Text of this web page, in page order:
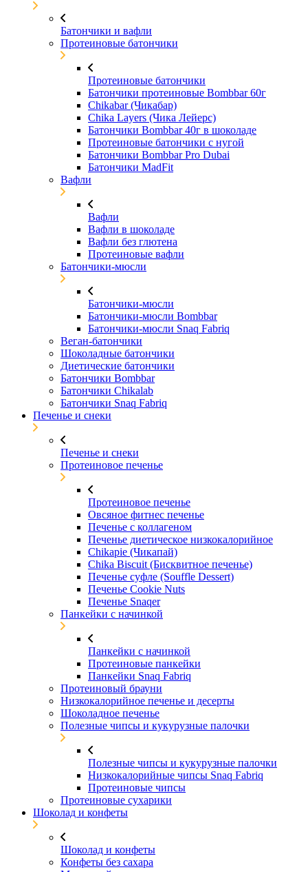
Батончики и вафли
Протеиновые батончики
Протеиновые батончики
Батончики протеиновые Bombbar 60г
Chikabar (Чикабар)
Chika Layers (Чика Лейерс)
Батончики Bombbar 40г в шоколаде
Протеиновые батончики с нугой
Батончики Bombbar Pro Dubai
Батончики MadFit
Вафли
Вафли
Вафли в шоколаде
Вафли без глютена
Протеиновые вафли
Батончики-мюсли
Батончики-мюсли
Батончики-мюсли Bombbar
Батончики-мюсли Snaq Fabriq
Веган-батончики
Шоколадные батончики
Диетические батончики
Батончики Bombbar
Батончики Chikalab
Батончики Snaq Fabriq
Печенье и снеки
Печенье и снеки
Протеиновое печенье
Протеиновое печенье
Овсяное фитнес печенье
Печенье с коллагеном
Печенье диетическое низкокалорийное
Chikapie (Чикапай)
Chika Biscuit (Бисквитное печенье)
Печенье суфле (Souffle Dessert)
Печенье Cookie Nuts
Печенье Snaqer
Панкейки с начинкой
Панкейки с начинкой
Протеиновые панкейки
Панкейки Snaq Fabriq
Протеиновый брауни
Низкокалорийное печенье и десерты
Шоколадное печенье
Полезные чипсы и кукурузные палочки
Полезные чипсы и кукурузные палочки
Низкокалорийные чипсы Snaq Fabriq
Протеиновые чипсы
Протеиновые сухарики
Шоколад и конфеты
Шоколад и конфеты
Конфеты без сахара